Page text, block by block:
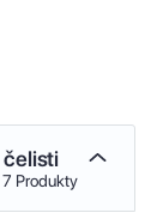
čelisti
7 Produkty